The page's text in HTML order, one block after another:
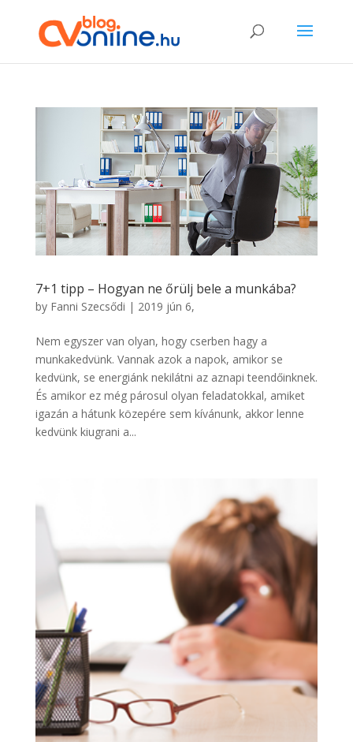
7+1 tipp – Hogyan ne őrülj bele a munkába?
by Fanni Szecsődi | 2019 jún 6,
Nem egyszer van olyan, hogy cserben hagy a
munkakedvünk. Vannak azok a napok, amikor se
kedvünk, se energiánk nekilátni az aznapi teendőinknek.
És amikor ez még párosul olyan feladatokkal, amiket
igazán a hátunk közepére sem kívánunk, akkor lenne
kedvünk kiugrani a...